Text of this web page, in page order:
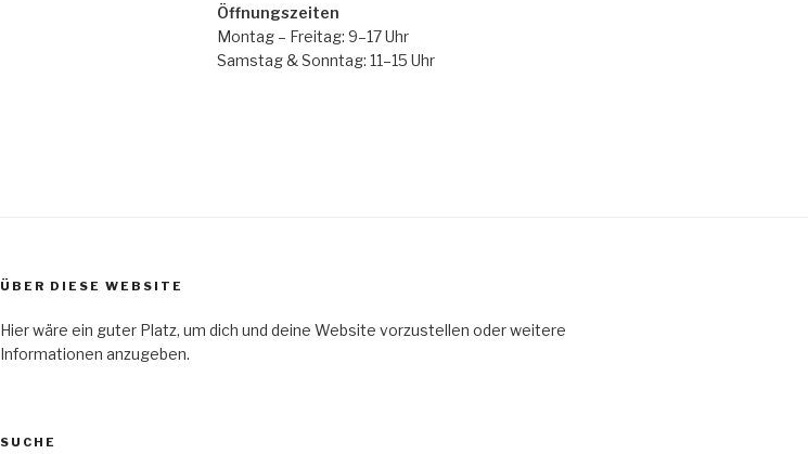
Öffnungszeiten
Montag – Freitag: 9–17 Uhr
Samstag & Sonntag: 11–15 Uhr
ÜBER DIESE WEBSITE
Hier wäre ein guter Platz, um dich und deine Website vorzustellen oder weitere
Informationen anzugeben.
SUCHE